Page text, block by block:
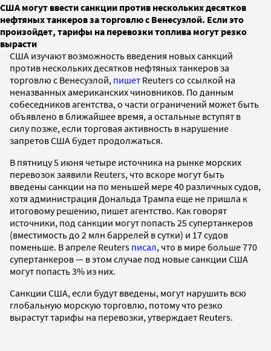
США могут ввести санкции против нескольких десятков
нефтяных танкеров за торговлю с Венесуэлой. Если это
произойдет, тарифы на перевозки топлива могут резко
вырасти
США изучают возможность введения новых санкций
против нескольких десятков нефтяных танкеров за
торговлю с Венесуэлой, пишет Reuters со ссылкой на
неназванных американских чиновников. По данным
собеседников агентства, о части ограничений может быть
объявлено в ближайшее время, а остальные вступят в
силу позже, если торговая активность в нарушение
запретов США будет продолжаться.
В пятницу 5 июня четыре источника на рынке морских
перевозок заявили Reuters, что вскоре могут быть
введены санкции на по меньшей мере 40 различных судов,
хотя администрация Дональда Трампа еще не пришла к
итоговому решению, пишет агентство. Как говорят
источники, под санкции могут попасть 25 супертанкеров
(вместимость до 2 млн баррелей в сутки) и 17 судов
поменьше. В апреле Reuters писал, что в мире больше 770
супертанкеров — в этом случае под новые санкции США
могут попасть 3% из них.
Санкции США, если будут введены, могут нарушить всю
глобальную морскую торговлю, потому что резко
вырастут тарифы на перевозки, утверждает Reuters.